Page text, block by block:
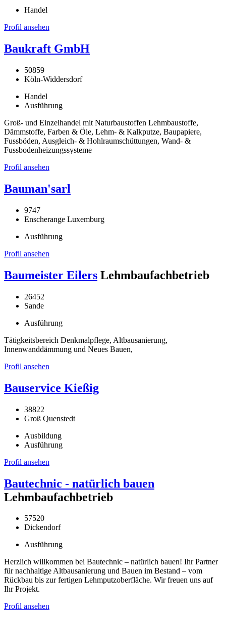
Handel
Profil ansehen
Baukraft GmbH
50859
Köln-Widdersdorf
Handel
Ausführung
Groß- und Einzelhandel mit Naturbaustoffen Lehmbaustoffe,
Dämmstoffe, Farben & Öle, Lehm- & Kalkputze, Baupapiere,
Fussböden, Ausgleich- & Hohlraumschüttungen, Wand- &
Fussbodenheizungssysteme
Profil ansehen
Bauman'sarl
9747
Enscherange Luxemburg
Ausführung
Profil ansehen
Baumeister Eilers Lehmbaufachbetrieb
26452
Sande
Ausführung
Tätigkeitsbereich Denkmalpflege, Altbausanierung,
Innenwanddämmung und Neues Bauen,
Profil ansehen
Bauservice Kießig
38822
Groß Quenstedt
Ausbildung
Ausführung
Profil ansehen
Bautechnic - natürlich bauen
Lehmbaufachbetrieb
57520
Dickendorf
Ausführung
Herzlich willkommen bei Bautechnic – natürlich bauen! Ihr Partner
für nachhaltige Altbausanierung und Bauen im Bestand – vom
Rückbau bis zur fertigen Lehmputzoberfläche. Wir freuen uns auf
Ihr Projekt.
Profil ansehen